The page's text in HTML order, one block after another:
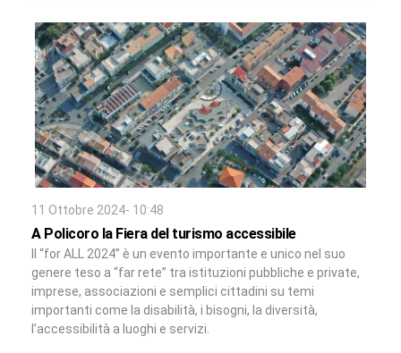
11 Ottobre 2024- 10:48
A Policoro la Fiera del turismo accessibile
Il “for ALL 2024” è un evento importante e unico nel suo
genere teso a “far rete” tra istituzioni pubbliche e private,
imprese, associazioni e semplici cittadini su temi
importanti come la disabilità, i bisogni, la diversità,
l’accessibilità a luoghi e servizi.